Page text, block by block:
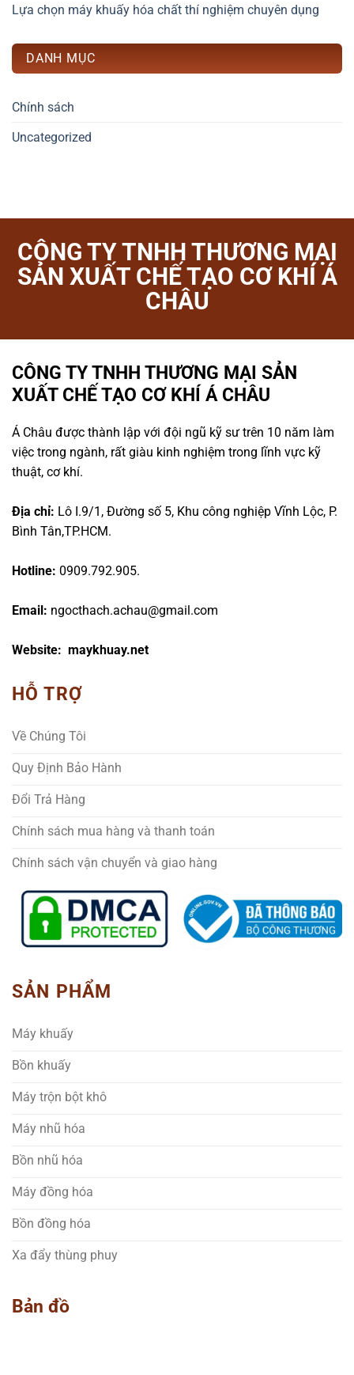
Lựa chọn máy khuấy hóa chất thí nghiệm chuyên dụng
DANH MỤC
Chính sách
Uncategorized
CÔNG TY TNHH THƯƠNG MẠI
SẢN XUẤT CHẾ TẠO CƠ KHÍ Á
CHÂU
CÔNG TY TNHH THƯƠNG MẠI SẢN
XUẤT CHẾ TẠO CƠ KHÍ Á CHÂU
Á Châu được thành lập với đội ngũ kỹ sư trên 10 năm làm
việc trong ngành, rất giàu kinh nghiệm trong lĩnh vực kỹ
thuật, cơ khí.
Địa chỉ: Lô I.9/1, Đường số 5, Khu công nghiệp Vĩnh Lộc, P.
Bình Tân,TP.HCM.
Hotline: 0909.792.905.
Email: ngocthach.achau@gmail.com
Website: maykhuay.net
HỖ TRỢ
Về Chúng Tôi
Quy Định Bảo Hành
Đổi Trả Hàng
Chính sách mua hàng và thanh toán
Chính sách vận chuyển và giao hàng
SẢN PHẨM
Máy khuấy
Bồn khuấy
Máy trộn bột khô
Máy nhũ hóa
Bồn nhũ hóa
Máy đồng hóa
Bồn đồng hóa
Xa đẩy thùng phuy
Bản đồ